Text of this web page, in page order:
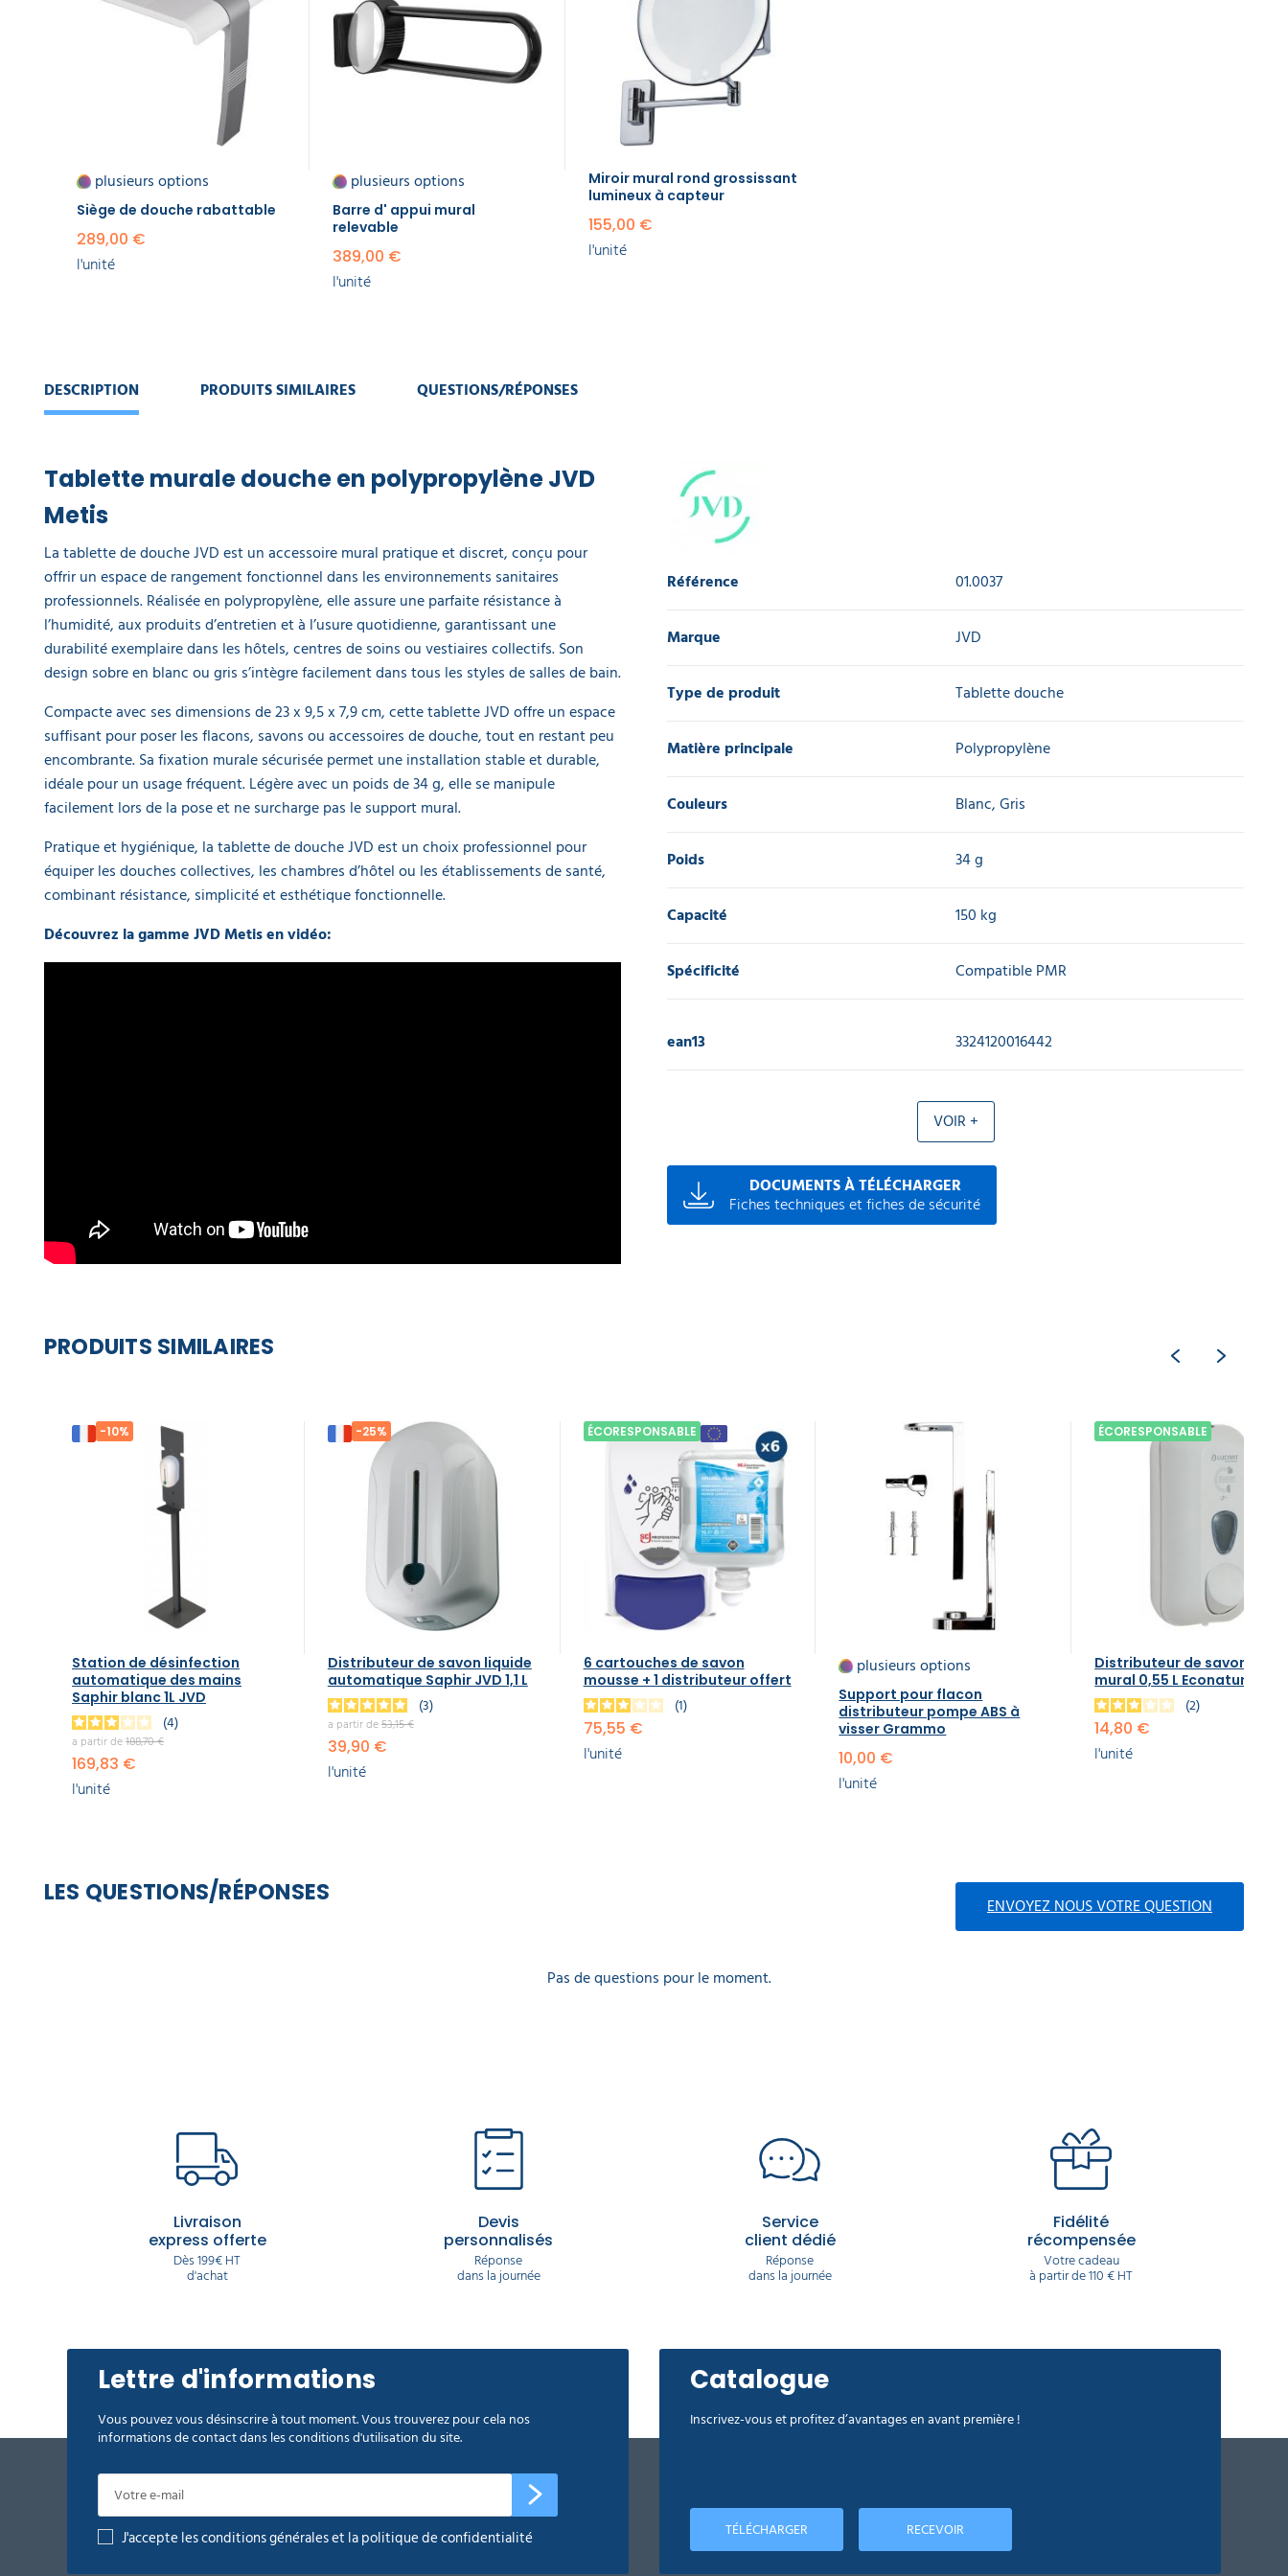
PROMOSgrossissant
lumineux à
capteur
155,00 €
l'unité
plusieurs options
Siège de douche rabattable​
289,00 €
l'unité
plusieurs options
Barre d' appui mural
relevable
389,00 €
l'unité
Miroir mural rond grossissant
lumineux à capteur
155,00 €
l'unité
DESCRIPTION PRODUITS SIMILAIRES QUESTIONS/RÉPONSES
Tablette murale douche en polypropylène JVD
Metis
La tablette de douche JVD est un accessoire mural pratique et discret, conçu pour
offrir un espace de rangement fonctionnel dans les environnements sanitaires
professionnels. Réalisée en polypropylène, elle assure une parfaite résistance à
l’humidité, aux produits d’entretien et à l’usure quotidienne, garantissant une
durabilité exemplaire dans les hôtels, centres de soins ou vestiaires collectifs. Son
design sobre en blanc ou gris s’intègre facilement dans tous les styles de salles de bain.
Compacte avec ses dimensions de 23 x 9,5 x 7,9 cm, cette tablette JVD offre un espace
suffisant pour poser les flacons, savons ou accessoires de douche, tout en restant peu
encombrante. Sa fixation murale sécurisée permet une installation stable et durable,
idéale pour un usage fréquent. Légère avec un poids de 34 g, elle se manipule
facilement lors de la pose et ne surcharge pas le support mural.
Pratique et hygiénique, la tablette de douche JVD est un choix professionnel pour
équiper les douches collectives, les chambres d’hôtel ou les établissements de santé,
combinant résistance, simplicité et esthétique fonctionnelle.
Découvrez la gamme JVD Metis en vidéo:
Référence 01.0037
Marque JVD
Type de produit Tablette douche
Matière principale Polypropylène
Couleurs Blanc, Gris
Poids 34 g
Capacité 150 kg
Spécificité Compatible PMR
ean13 3324120016442
VOIR +
DOCUMENTS À TÉLÉCHARGER
Fiches techniques et fiches de sécurité
PRODUITS SIMILAIRES
-10%
Station de désinfection
automatique des mains
Saphir blanc 1L JVD
4
a partir de188,70 €
169,83 €
l'unité
-25%
Distributeur de savon liquide
automatique Saphir JVD 1,1 L
3
a partir de53,15 €
39,90 €
l'unité
ÉCORESPONSABLE
6 cartouches de savon
mousse + 1 distributeur offert
1
75,55 €
l'unité
plusieurs options
Support pour flacon
distributeur pompe ABS à
visser Grammo
10,00 €
l'unité
ÉCORESPONSABLE
Distributeur de savon
mural 0,55 L Econatural
2
14,80 €
l'unité
LES QUESTIONS/RÉPONSES ENVOYEZ NOUS VOTRE QUESTION
Pas de questions pour le moment.
Livraison
express offerte
Dès 199€ HT
d'achat
Devis
personnalisés
Réponse
dans la journée
Service
client dédié
Réponse
dans la journée
Fidélité
récompensée
Votre cadeau
à partir de 110 € HT
Lettre d'informations
Vous pouvez vous désinscrire à tout moment. Vous trouverez pour cela nos
informations de contact dans les conditions d'utilisation du site.
J'accepte les conditions générales et la politique de confidentialité
Catalogue
Inscrivez-vous et profitez d’avantages en avant première !
TÉLÉCHARGER RECEVOIR